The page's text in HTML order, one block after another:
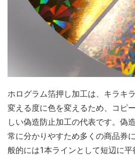
ホログラム箔押し加工は、キラキ
変える度に色を変えるため、コピ
しい偽造防止加工の代表です。偽
常に分かりやすため多くの商品券
般的には1本ラインとして短辺に